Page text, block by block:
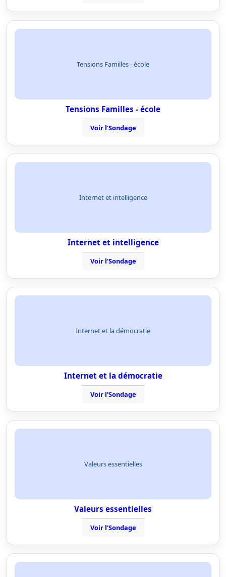
Tensions Familles - école
Tensions Familles - école
Voir l'Sondage
Internet et intelligence
Internet et intelligence
Voir l'Sondage
Internet et la démocratie
Internet et la démocratie
Voir l'Sondage
Valeurs essentielles
Valeurs essentielles
Voir l'Sondage